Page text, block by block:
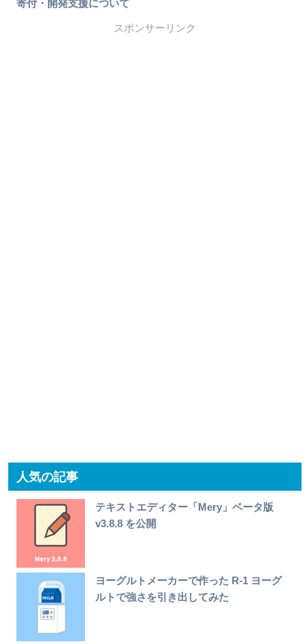
寄付・開発支援について
スポンサーリンク
人気の記事
テキストエディター「Mery」ベータ版
v3.8.8 を公開
ヨーグルトメーカーで作った R-1 ヨーグ
ルトで強さを引き出してみた